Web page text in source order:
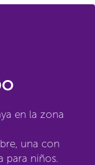
en la zona
una con
para niños.